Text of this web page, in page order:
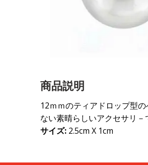
商品説明
12ｍｍのティアドロップ型
ない素晴らしいアクセサリ－
サイズ: 2.5cm X 1cm